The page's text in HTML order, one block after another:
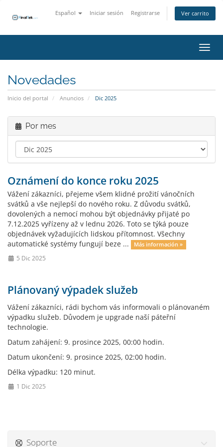
Español Iniciar sesión Registrarse Ver carrito
Novedades
Inicio del portal Anuncios Dic 2025
Por mes
Oznámení do konce roku 2025
Vážení zákazníci, přejeme všem klidné prožití vánočních
svátků a vše nejlepší do nového roku. Z důvodu svátků,
dovolených a nemocí mohou být objednávky přijaté po
7.12.2025 vyřízeny až v lednu 2026. Toto se týká pouze
objednávek vyžadujících lidskou přítomnost. Všechny
automatické systémy fungují beze ...
Más información »
5 Dic 2025
Plánovaný výpadek služeb
Vážení zákazníci, rádi bychom vás informovali o plánovaném
výpadku služeb. Důvodem je upgrade naší páteřní
technologie.
Datum zahájení: 9. prosince 2025, 00:00 hodin.
Datum ukončení: 9. prosince 2025, 02:00 hodin.
Délka výpadku: 120 minut.
1 Dic 2025
Soporte